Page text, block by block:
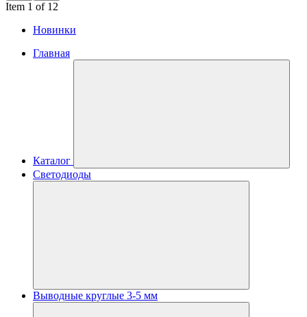
Item 1 of 12
Новинки
Главная
Каталог
Светодиоды
Выводные круглые 3-5 мм